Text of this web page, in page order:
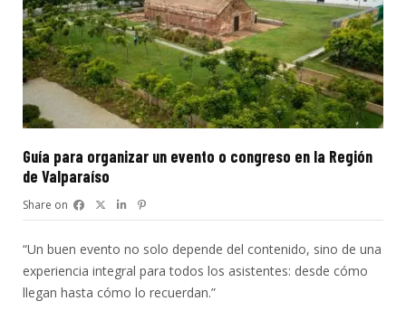
Guía para organizar un evento o congreso en la Región
de Valparaíso
Share on
“Un buen evento no solo depende del contenido, sino de una
experiencia integral para todos los asistentes: desde cómo
llegan hasta cómo lo recuerdan.”